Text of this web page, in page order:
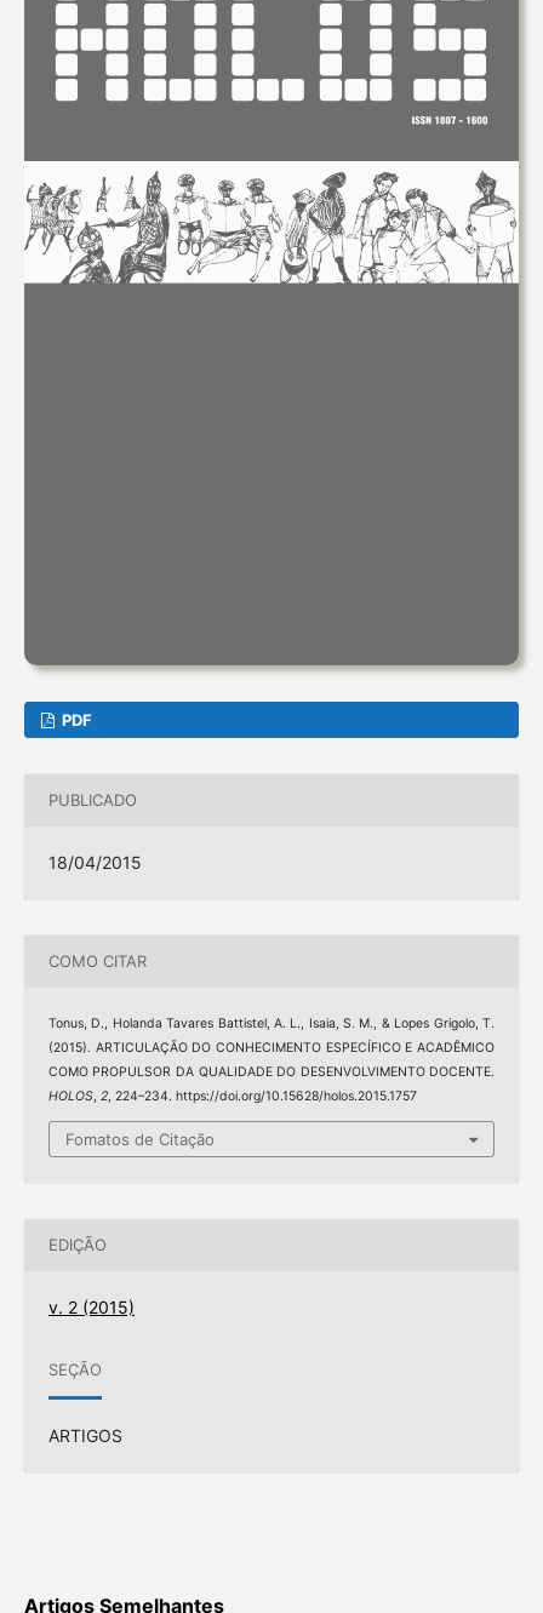
PDF
PUBLICADO
18/04/2015
COMO CITAR
Tonus, D., Holanda Tavares Battistel, A. L., Isaia, S. M., & Lopes Grigolo, T.
(2015). ARTICULAÇÃO DO CONHECIMENTO ESPECÍFICO E ACADÊMICO
COMO PROPULSOR DA QUALIDADE DO DESENVOLVIMENTO DOCENTE.
HOLOS, 2, 224–234. https://doi.org/10.15628/holos.2015.1757
Fomatos de Citação
EDIÇÃO
v. 2 (2015)
SEÇÃO
ARTIGOS
Artigos Semelhantes